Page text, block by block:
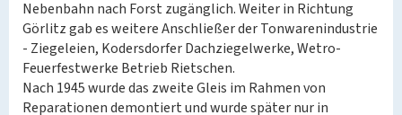
Nebenbahn nach Forst zugänglich. Weiter in Richtung
Görlitz gab es weitere Anschließer der Tonwarenindustrie
- Ziegeleien, Kodersdorfer Dachziegelwerke, Wetro-
Feuerfestwerke Betrieb Rietschen.
Nach 1945 wurde das zweite Gleis im Rahmen von
Reparationen demontiert und wurde später nur in